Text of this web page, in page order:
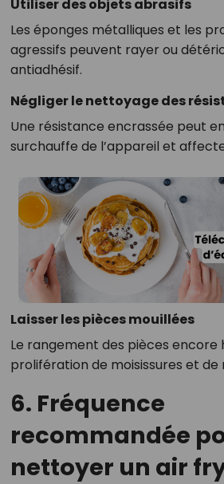
Utiliser des objets abrasifs
Les éponges métalliques et les
agressifs peuvent rayer ou
antiadhésif.
Négliger le nettoyage des
Une résistance encrassée peut
surchauffe de l’appareil et
Laisser les pièces mouillées
Le rangement des pièces encore
prolifération de moisissures et de
6. Fréquence
recommandée
nettoyer un air